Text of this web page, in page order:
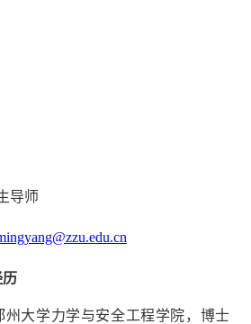
导师
州大学力学与安全工程学院， 博士